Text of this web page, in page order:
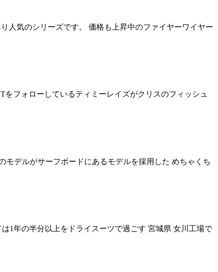
人気のシリーズです。 価格も上昇中のファイヤーワイヤー
をフォローしているティミーレイズがクリスのフィッシュ
モデルがサーフボードにあるモデルを採用した めちゃくち
1年の半分以上をドライスーツで過ごす 宮城県 女川工場で